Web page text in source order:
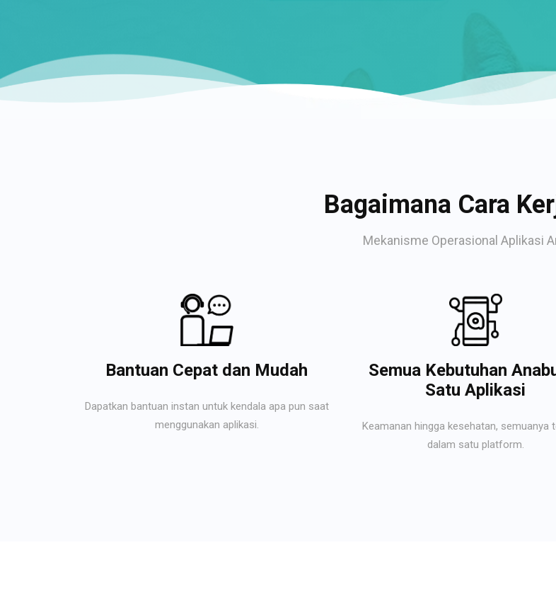
Bagaimana Cara
Mekanisme Operasional Aplikasi
Bantuan Cepat dan Mudah
Dapatkan bantuan instan untuk kendala apa pun saat
menggunakan aplikasi.
Semua Kebutuhan
Satu Aplikasi
Keamanan hingga kesehatan, semuanya
dalam satu platform.